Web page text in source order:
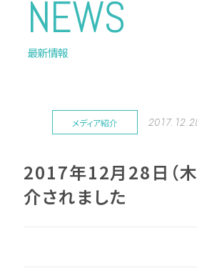
NEWS
最新情報
メディア紹介
2017年12月28日（木
介されました